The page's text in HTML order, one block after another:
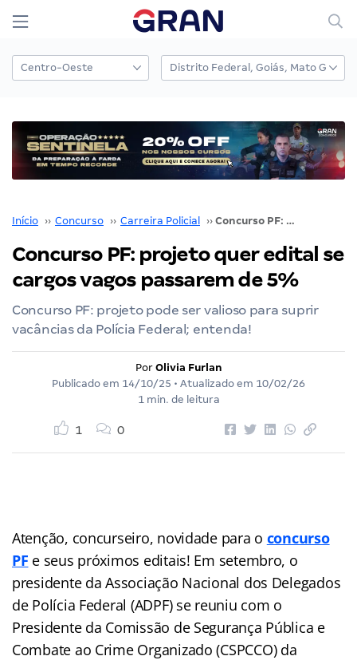
Início ›› Concurso ›› Carreira Policial ›› Concurso PF: projeto quer edital se cargos vagos passarem de 5%
Concurso PF: projeto quer edital se
cargos vagos passarem de 5%
Concurso PF: projeto pode ser valioso para suprir
vacâncias da Polícia Federal; entenda!
Por Olivia Furlan
Publicado em 14/10/25 • Atualizado em 10/02/26
1 min. de leitura
1 0
Atenção, concurseiro, novidade para o concurso
PF e seus próximos editais! Em setembro, o
presidente da Associação Nacional dos Delegados
de Polícia Federal (ADPF) se reuniu com o
Presidente da Comissão de Segurança Pública e
Combate ao Crime Organizado (CSPCCO) da